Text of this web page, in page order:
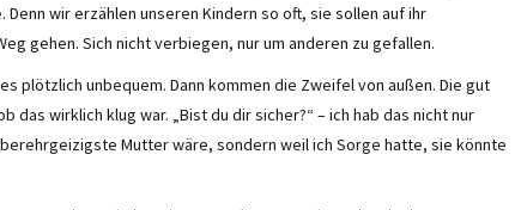
wir erzählen unseren Kindern so oft, sie sollen auf ihr
gehen. Sich nicht verbiegen, nur um anderen zu gefallen.
plötzlich unbequem. Dann kommen die Zweifel von außen. Die gut
das wirklich klug war. „Bist du dir sicher?“ – ich hab das nicht nur
Mutter wäre, sondern weil ich Sorge hatte, sie könnte